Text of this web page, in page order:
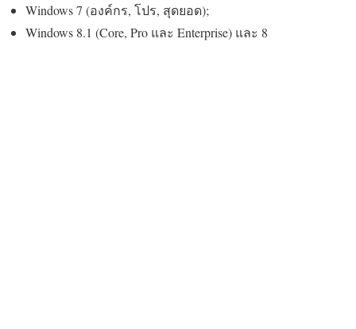
Windows 7 (องค์กร, โปร, สุดยอด);
Windows 8.1 (Core, Pro และ Enterprise) และ 8